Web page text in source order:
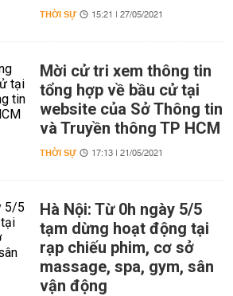
THỜI SỰ 15:21 | 27/05/2021
Mời cử tri xem thông tin
tổng hợp về bầu cử tại
website của Sở Thông tin
và Truyền thông TP HCM
THỜI SỰ 17:13 | 21/05/2021
Hà Nội: Từ 0h ngày 5/5
tạm dừng hoạt động tại
rạp chiếu phim, cơ sở
massage, spa, gym, sân
vận động